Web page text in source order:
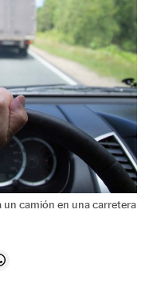
un camión en una carretera